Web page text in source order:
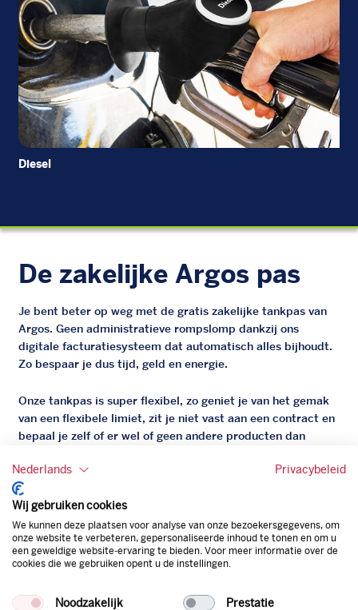
Diesel
De zakelijke Argos pas
Je bent beter op weg met de gratis zakelijke tankpas van
Argos. Geen administratieve rompslomp dankzij ons
digitale facturatiesysteem dat automatisch alles bijhoudt.
Zo bespaar je dus tijd, geld en energie.
Onze tankpas is super flexibel, zo geniet je van het gemak
van een flexibele limiet, zit je niet vast aan een contract en
bepaal je zelf of er wel of geen andere producten dan
Bovendien profiteer je altijd van een gegarandeerde
korting. Mocht de pompprijs toch lager zijn dan betaal je
natuurlijk de prijs aan de pomp. Zo ben je altijd verzekerd
van de laagste prijs.
Nederlands Privacybeleid
Wij gebruiken cookies
We kunnen deze plaatsen voor analyse van onze bezoekersgegevens, om
onze website te verbeteren, gepersonaliseerde inhoud te tonen en om u
een geweldige website-ervaring te bieden. Voor meer informatie over de
cookies die we gebruiken opent u de instellingen.
Noodzakelijk Prestatie